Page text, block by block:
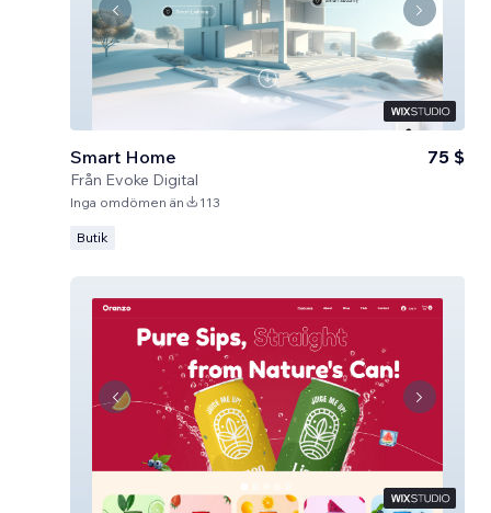
Smart Home
Från Evoke Digital
75 $
Inga omdömen än 113
Butik